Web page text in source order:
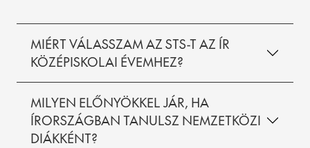
MIÉRT VÁLASSZAM AZ STS-T AZ ÍR
KÖZÉPISKOLAI ÉVEMHEZ?
MILYEN ELŐNYÖKKEL JÁR, HA
ÍRORSZÁGBAN TANULSZ NEMZETKÖZI
DIÁKKÉNT?